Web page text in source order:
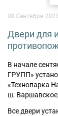
Оплата
Сертификаты
О компании
Новости
08 Сентября 2023
Двери для
В начале
ГРУПП»
«Технопарка
ш.
Все двери